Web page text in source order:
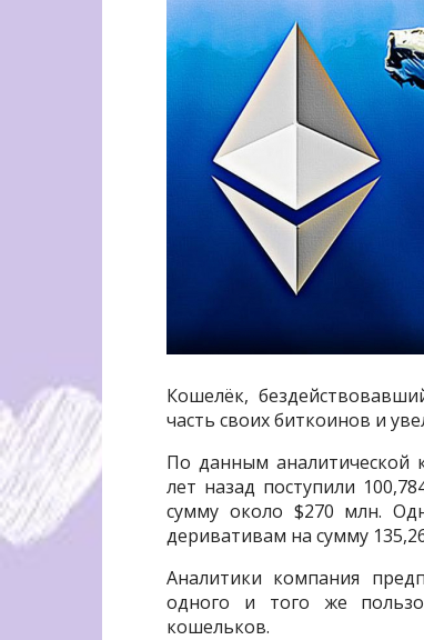
Кошелёк,
часть своих биткоинов и
По данным аналитической
лет назад поступили
сумму около $270 млн.
деривативам на сумму
Аналитики компания
одного и того же
кошельков.